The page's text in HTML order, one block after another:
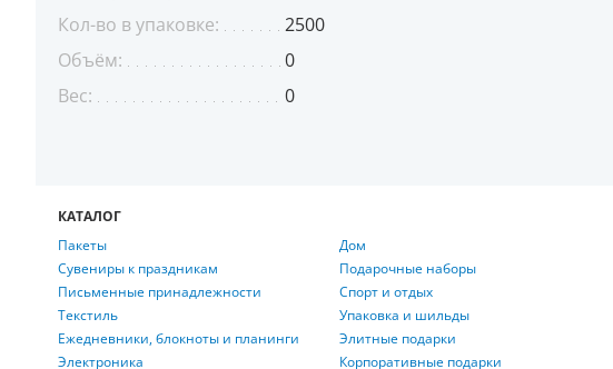
Кол-во в упаковке:
2500
Объём:
0
Вес:
0
КАТАЛОГ
Пакеты
Сувениры к праздникам
Письменные принадлежности
Текстиль
Ежедневники, блокноты и планинги
Электроника
Дом
Подарочные наборы
Спорт и отдых
Упаковка и шильды
Элитные подарки
Корпоративные подарки